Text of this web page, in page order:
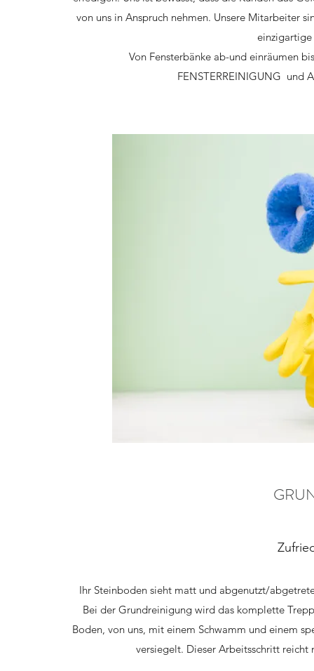
von uns in Anspruch nehmen. Unsere Mitarbeiter
einzigartige
Von Fensterbänke ab-und einräumen
FENSTERREINIGUNG und
Ihr Steinboden sieht matt und abgenutzt/
Bei der Grundreinigung wird das komplette
Boden, von uns, mit einem Schwamm und einem
versiegelt. Dieser Arbeitsschritt reicht